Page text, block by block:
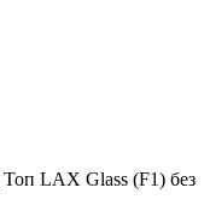
Топ LAX Glass (F1) без